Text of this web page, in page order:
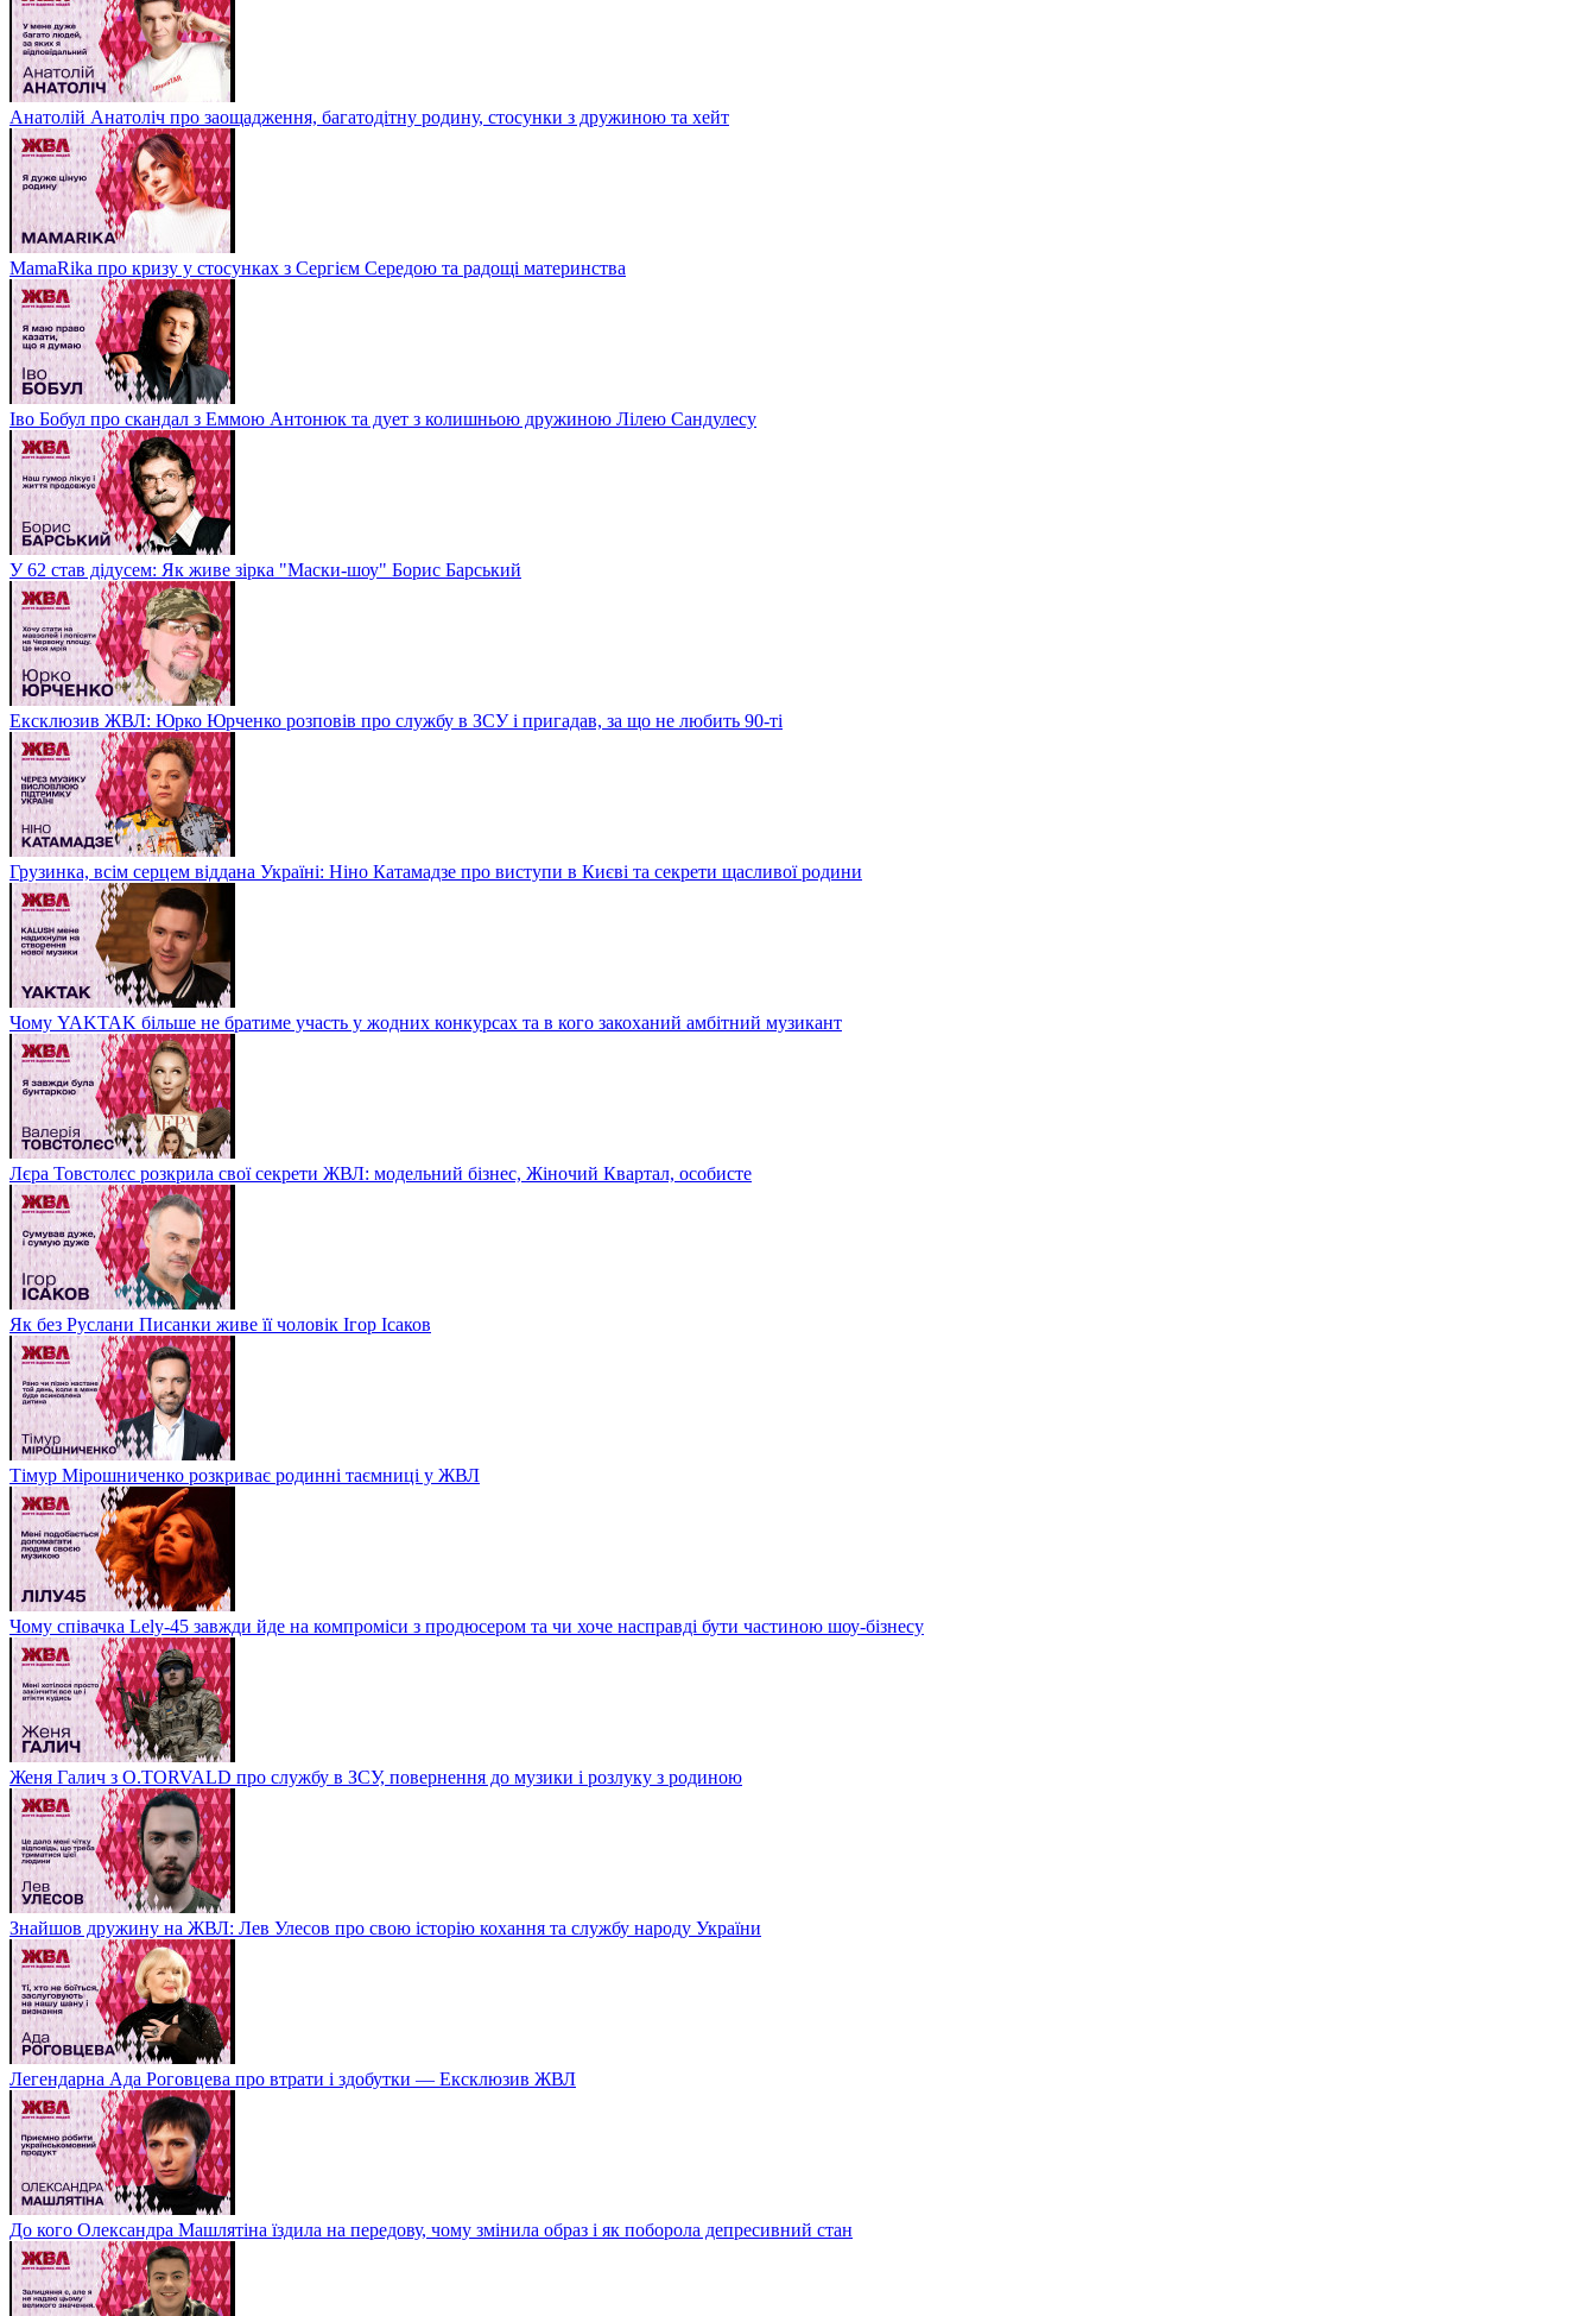
Анатолій Анатоліч про заощадження, багатодітну родину, стосунки з дружиною та хейт
MamaRika про кризу у стосунках з Сергієм Середою та радощі материнства
Іво Бобул про скандал з Еммою Антонюк та дует з колишньою дружиною Лілею Сандулесу
У 62 став дідусем: Як живе зірка "Маски-шоу" Борис Барський
Ексклюзив ЖВЛ: Юрко Юрченко розповів про службу в ЗСУ і пригадав, за що не любить 90-ті
Грузинка, всім серцем віддана Україні: Ніно Катамадзе про виступи в Києві та секрети щасливої родини
Чому YAKTAK більше не братиме участь у жодних конкурсах та в кого закоханий амбітний музикант
Лєра Товстолєс розкрила свої секрети ЖВЛ: модельний бізнес, Жіночий Квартал, особисте
Як без Руслани Писанки живе її чоловік Ігор Ісаков
Тімур Мірошниченко розкриває родинні таємниці у ЖВЛ
Чому співачка Lely-45 завжди йде на компроміси з продюсером та чи хоче насправді бути частиною шоу-бізнесу
Женя Галич з O.TORVALD про службу в ЗСУ, повернення до музики і розлуку з родиною
Знайшов дружину на ЖВЛ: Лев Улесов про свою історію кохання та службу народу України
Легендарна Ада Роговцева про втрати і здобутки — Ексклюзив ЖВЛ
До кого Олександра Машлятіна їздила на передову, чому змінила образ і як поборола депресивний стан